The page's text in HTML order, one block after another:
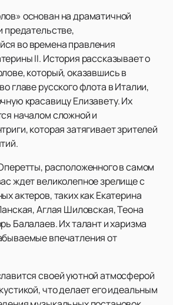
основан на драматичной
предательстве,
во времена правления
II. История рассказывает о
который, оказавшись в
главе русского флота в Италии,
красавицу Елизавету. Их
началом сложной и
которая затягивает зрителей
расположенного в самом
ждет великолепное зрелище с
актеров, таких как Екатерина
Аглая Шиловская, Теона
Балалаев. Их талант и харизма
впечатления от
своей уютной атмосферой
что делает его идеальным